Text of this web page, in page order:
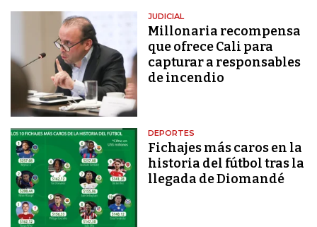
JUDICIAL
Millonaria recompensa
que ofrece Cali para
capturar a responsables
de incendio
DEPORTES
Fichajes más caros en la
historia del fútbol tras la
llegada de Diomandé